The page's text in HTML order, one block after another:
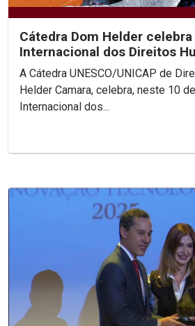
Cátedra Dom Helder celebra
Internacional dos Direitos
A Cátedra UNESCO/UNICAP de
Helder Camara, celebra, neste 10
Internacional dos...